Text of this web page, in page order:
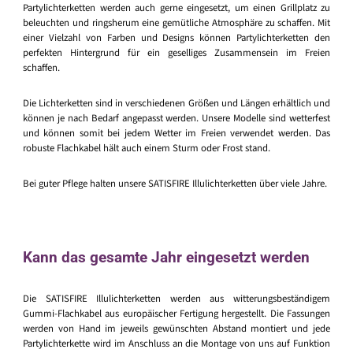
Partylichterketten werden auch gerne eingesetzt, um einen Grillplatz zu
beleuchten und ringsherum eine gemütliche Atmosphäre zu schaffen. Mit
einer Vielzahl von Farben und Designs können Partylichterketten den
perfekten Hintergrund für ein geselliges Zusammensein im Freien
schaffen.
Die Lichterketten sind in verschiedenen Größen und Längen erhältlich und
können je nach Bedarf angepasst werden. Unsere Modelle sind wetterfest
und können somit bei jedem Wetter im Freien verwendet werden. Das
robuste Flachkabel hält auch einem Sturm oder Frost stand.
Bei guter Pflege halten unsere SATISFIRE Illulichterketten über viele Jahre.
Kann das gesamte Jahr eingesetzt werden
Die SATISFIRE Illulichterketten werden aus witterungsbeständigem
Gummi-Flachkabel aus europäischer Fertigung hergestellt. Die Fassungen
werden von Hand im jeweils gewünschten Abstand montiert und jede
Partylichterkette wird im Anschluss an die Montage von uns auf Funktion